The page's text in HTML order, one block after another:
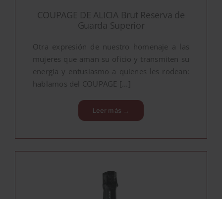
COUPAGE DE ALICIA Brut Reserva de
Guarda Superior
Otra expresión de nuestro homenaje a las
mujeres que aman su oficio y transmiten su
energía y entusiasmo a quienes les rodean:
hablamos del COUPAGE [...]
Leer más →